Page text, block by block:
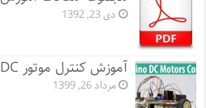
دی 23, 1392
آموزش کنترل موتور DC با آردوینو
مرداد 26, 1399